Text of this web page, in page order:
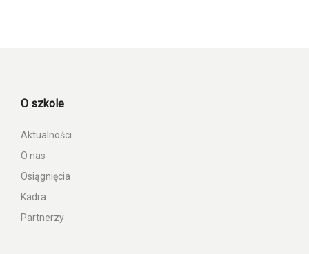
O szkole
Aktualności
O nas
Osiągnięcia
Kadra
Partnerzy